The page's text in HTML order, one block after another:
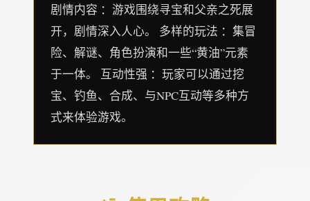
剧情内容 ：游戏围绕寻宝和父亲之死展
开，剧情深入人心。 多样的玩法 ：集冒
险、解谜、角色扮演和一些“黄油”元素
于一体。 互动性强 ：玩家可以通过挖
宝、钓鱼、合成、与NPC互动等多种方
式来体验游戏。